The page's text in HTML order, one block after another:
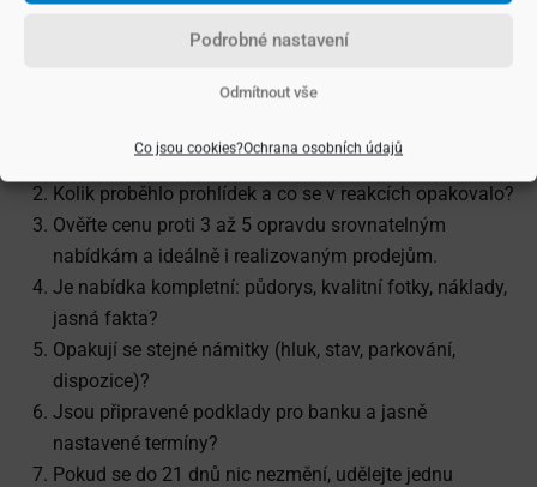
Odmítnout vše
Podrobné nastavení
Co jsou cookies?Ochrana osobních údajů
v procesu. Následujících 7 otázek vám dá základní
diagnózu během pěti minut.
v prvních 14 dnech?
Kolik proběhlo prohlídek a co se v reakcích opakovalo?
Ověřte cenu proti 3 až 5 opravdu srovnatelným
nabídkám a ideálně i realizovaným prodejům.
Je nabídka kompletní: půdorys, kvalitní fotky, náklady,
jasná fakta?
Opakují se stejné námitky (hluk, stav, parkování,
dispozice)?
Jsou připravené podklady pro banku a jasně
nastavené termíny?
Pokud se do 21 dnů nic nezmění, udělejte jednu